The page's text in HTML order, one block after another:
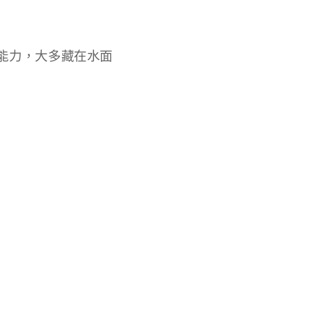
力，大多藏在水面